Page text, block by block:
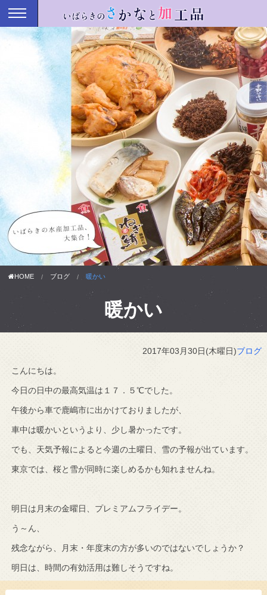
HOME ブログ 暖かい
暖かい
2017年03月30日(木曜日)ブログ
こんにちは。
今日の日中の最高気温は１７．５℃でした。
午後から車で鹿嶋市に出かけておりましたが、
車中は暖かいというより、少し暑かったです。
でも、天気予報によると今週の土曜日、雪の予報が出ています。
東京では、桜と雪が同時に楽しめるかも知れませんね。
明日は月末の金曜日、プレミアムフライデー。
う～ん、
残念ながら、月末・年度末の方が多いのではないでしょうか？
明日は、時間の有効活用は難しそうですね。